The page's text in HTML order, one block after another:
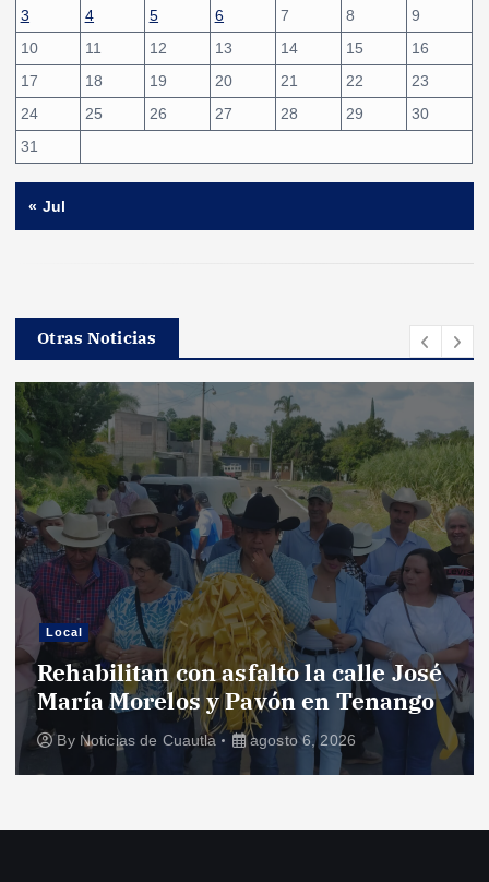
3
4 5 6 7 8
9
10
11 12 13 14 15
16
17
18 19 20 21 22
23
24
25 26 27 28 29
30
31
« Jul
Otras Noticias
Local
Rehabilitan con asfalto la calle José
María Morelos y Pavón en Tenango
By Noticias de Cuautla agosto 6, 2026